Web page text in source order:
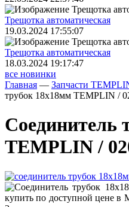
Трещoтка автоматическая
19.03.2024 17:55:07
Трещoтка автоматическая
18.03.2024 19:17:47
все новинки
Главная — Запчасти
трубок 18x18мм TEMPLIN /
Соединитель
TEMPLIN /